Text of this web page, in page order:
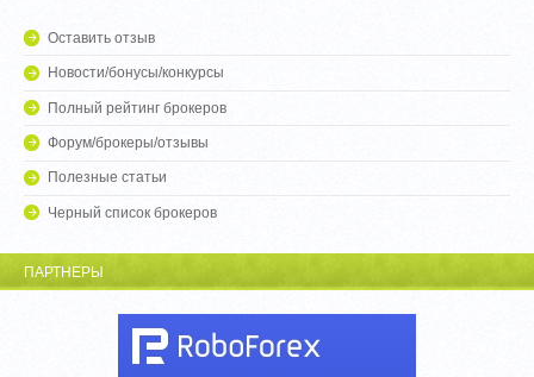
Оставить отзыв
Новости/бонусы/конкурсы
Полный рейтинг брокеров
Форум/брокеры/отзывы
Полезные статьи
Черный список брокеров
ПАРТНЕРЫ